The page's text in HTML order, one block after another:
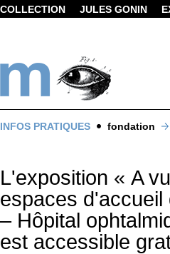
COLLECTION JULES GONIN
INFOS PRATIQUES fondation
L'exposition « A
espaces d'accueil
– Hôpital
est accessible